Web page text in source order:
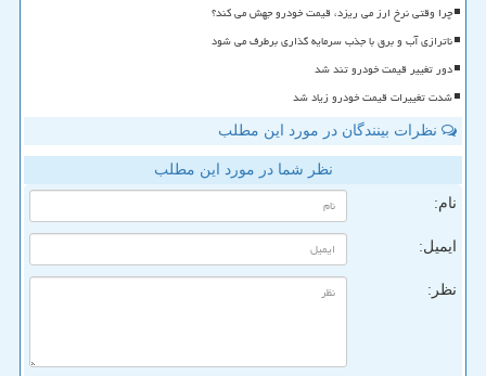
چرا وقتی نرخ ارز می ریزد، قیمت خودرو جهش می کند؟
ناترازی آب و برق با جذب سرمایه گذاری برطرف می شود
دور تغییر قیمت خودرو تند شد
شدت تغییرات قیمت خودرو زیاد شد
نظرات بینندگان در مورد این مطلب
نظر شما در مورد این مطلب
نام:
ایمیل:
نظر: